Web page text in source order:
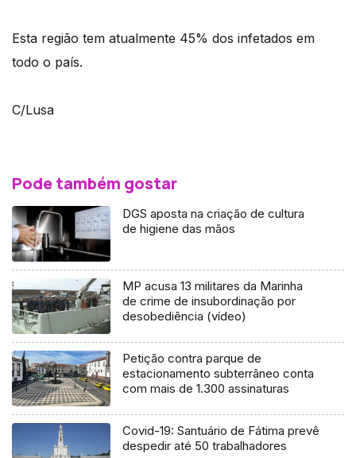
Esta região tem atualmente 45% dos infetados em
todo o país.
C/Lusa
Pode também gostar
DGS aposta na criação de cultura
de higiene das mãos
MP acusa 13 militares da Marinha
de crime de insubordinação por
desobediência (vídeo)
Petição contra parque de
estacionamento subterrâneo conta
com mais de 1.300 assinaturas
Covid-19: Santuário de Fátima prevê
despedir até 50 trabalhadores